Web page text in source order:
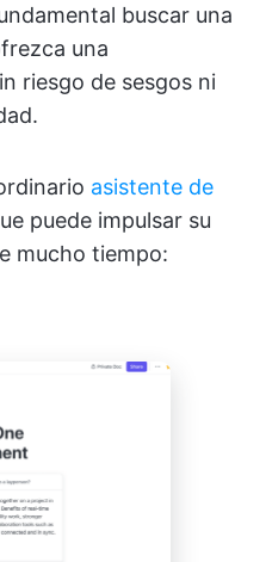
buscar una
una
riesgo de sesgos ni
asistente de
puede impulsar su
mucho tiempo: